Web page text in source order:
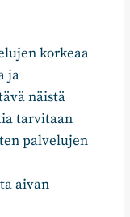
korkeaa
ja
näistä
tarvitaan
palvelujen
aivan